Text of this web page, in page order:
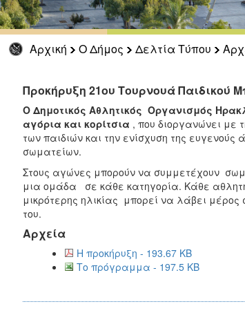
Αρχική Ο Δήμος Δελτία Τύπου
Προκήρυξη 21ου Τουρνουά Παιδικού
Ο Δημοτικός Αθλητικός Οργανισμός
αγόρια και κορίτσια , που διοργανώνει με
των παιδιών και την ενίσχυση της
σωματείων.
Στους αγώνες μπορούν να συμμετέχουν
μια ομάδα σε κάθε κατηγορία. Κάθε
μικρότερης ηλικίας μπορεί να λάβει
του.
Αρχεία
Η προκήρυξη - 193.67 KB
Το πρόγραμμα - 197.5 KB